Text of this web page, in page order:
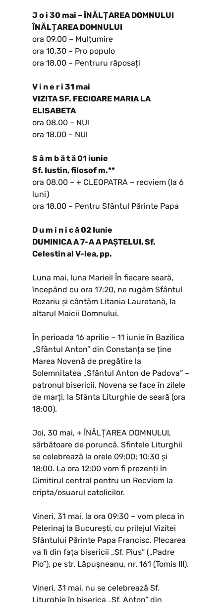
J o i 30 mai – ÎNĂLȚAREA DOMNULUI
ÎNĂLȚAREA DOMNULUI
ora 09.00 – Mulțumire
ora 10.30 – Pro populo
ora 18.00 – Pentruru răposați
V i n e r i 31 mai
VIZITA SF. FECIOARE MARIA LA
ELISABETA
ora 08.00 – NU!
ora 18.00 – NU!
S â m b ă t ă 01 iunie
Sf. Iustin, filosof m.**
ora 08.00 – + CLEOPATRA – recviem (la 6
luni)
ora 18.00 – Pentru Sfântul Părinte Papa
D u m i n i c ă 02 Iunie
DUMINICA A 7-A A PAȘTELUI, Sf.
Celestin al V-lea, pp.
Luna mai, luna Mariei! În fiecare seară,
începând cu ora 17:20, ne rugăm Sfântul
Rozariu și cântăm Litania Lauretană, la
altarul Maicii Domnului.
În perioada 16 aprilie – 11 iunie în Bazilica
„Sfântul Anton” din Constanța se ține
Marea Novenă de pregătire la
Solemnitatea „Sfântul Anton de Padova” –
patronul bisericii. Novena se face în zilele
de marți, la Sfânta Liturghie de seară (ora
18:00).
Joi, 30 mai, + ÎNĂLȚAREA DOMNULUI,
sărbătoare de poruncă. Sfintele Liturghii
se celebrează la orele 09:00; 10:30 și
18:00. La ora 12:00 vom fi prezenți în
Cimitirul central pentru un Recviem la
cripta/osuarul catolicilor.
Vineri, 31 mai, la ora 09:30 – vom pleca în
Pelerinaj la București, cu prilejul Vizitei
Sfântului Părinte Papa Francisc. Plecarea
va fi din fața bisericii „Sf. Pius” („Padre
Pio”), pe str. Lăpușneanu, nr. 161 (Tomis III).
Vineri, 31 mai, nu se celebrează Sf.
Liturghie în biserica „Sf. Anton” din